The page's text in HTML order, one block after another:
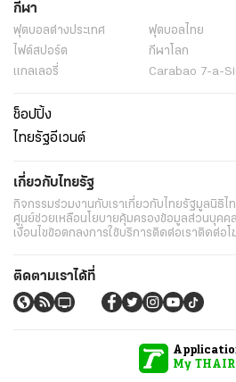
กีฬา
ฟุตบอลต่่างประเทศ ฟุตบอลไทย
ไฟต์สปอร์ต
กีฬาโลก
แกลเลอรี่
Carabao 7-a-
ช็อปปิ้ง
ไทยรัฐอีเวนต์
เกี่ยวกับไทยรัฐ
กิจกรรมร่วมงานกับเราเกี่ยวกับไทยรัฐมูลนิธิไ
ศูนย์ช่วยเหลือนโยบายคุ้มครองข้อมูลส่วนบุคค
เงื่อนไขข้อตกลงการใช้บริการติดต่อเราติดต่อ
ติดตามเราได้ที่
My